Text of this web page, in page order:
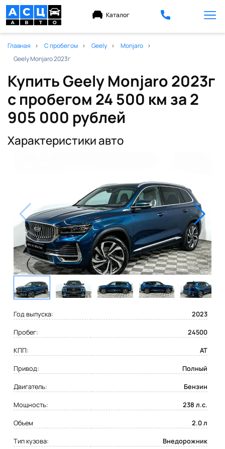
Каталог
Главная С пробегом Geely
Monjaro
Geely Monjaro 2023г
Купить Geely Monjaro 2023г
с пробегом 24 500 км за 2
905 000 рублей
Характеристики авто
Год выпуска:
2023
Пробег:
24500
КПП:
AT
Привод:
Полный
Двигатель:
Бензин
Мощность:
238 л.с.
Объем
2.0 л
Тип кузова:
Внедорожник